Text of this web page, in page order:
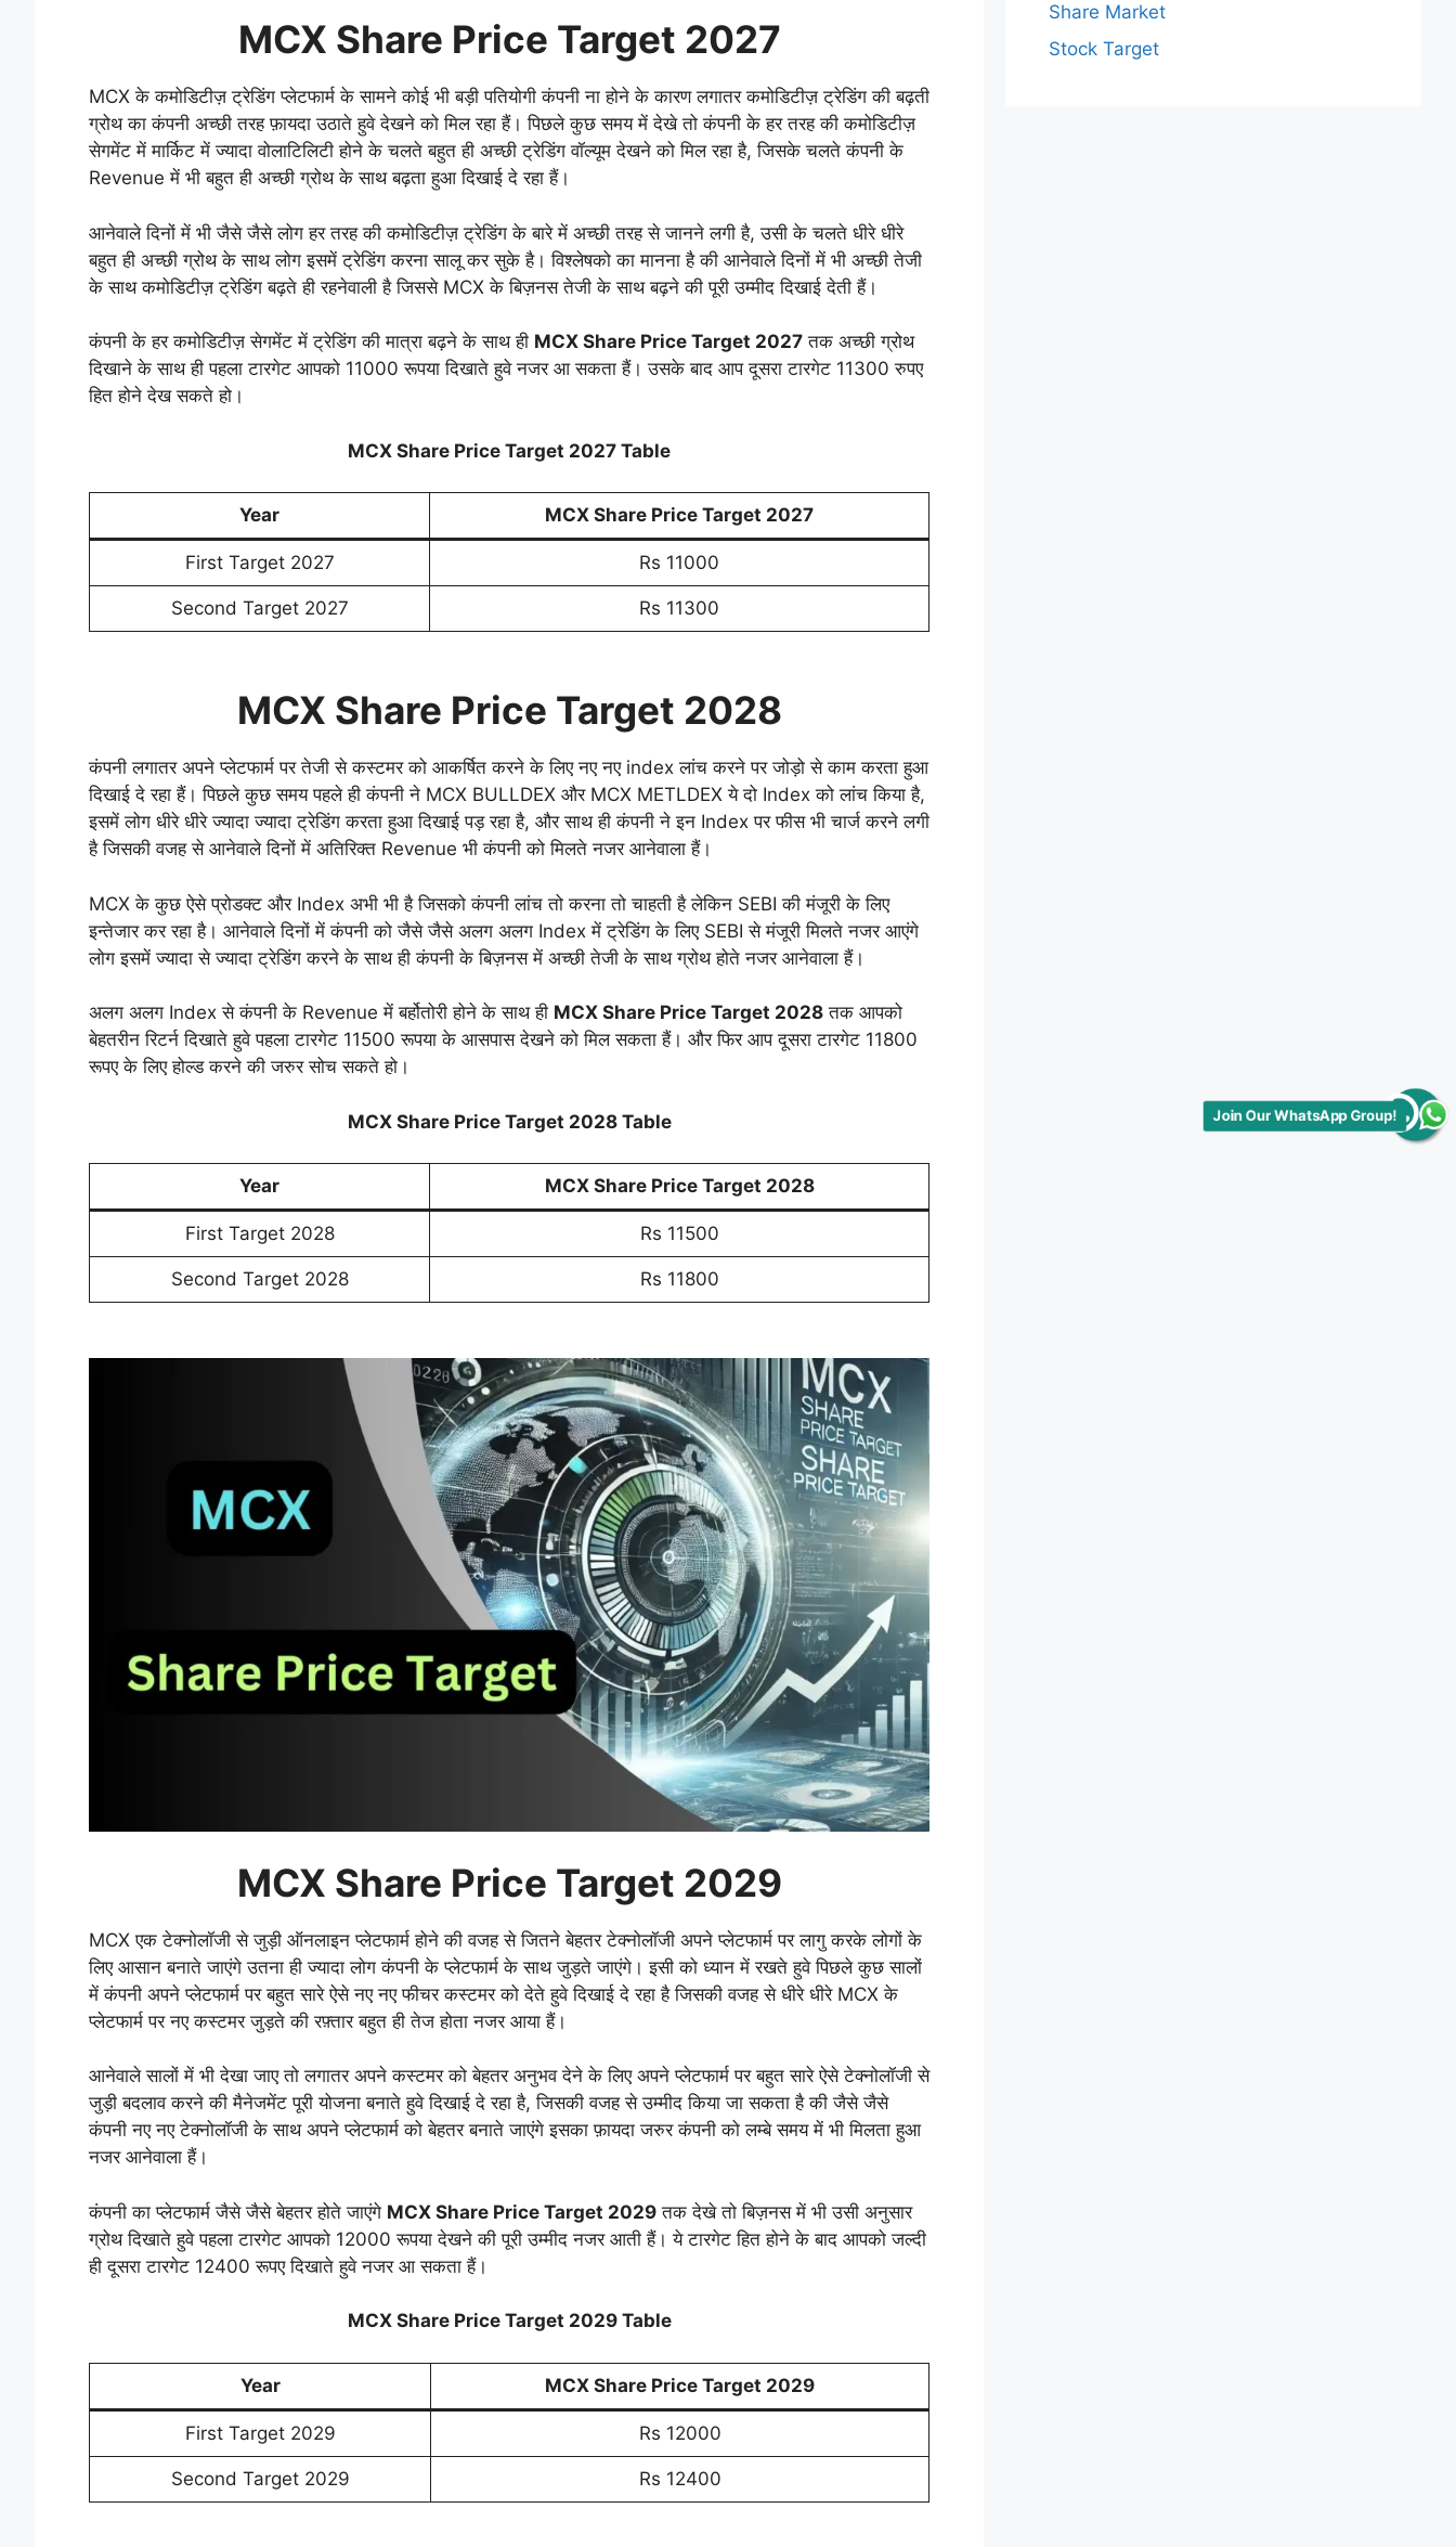
MCX Share Price Target 2027
MCX के कमोडिटीज़ ट्रेडिंग प्लेटफार्म के सामने कोई भी बड़ी पतियोगी कंपनी ना होने के कारण लगातर कमोडिटीज़ ट्रेडिंग की बढ़ती
ग्रोथ का कंपनी अच्छी तरह फ़ायदा उठाते हुवे देखने को मिल रहा हैं। पिछले कुछ समय में देखे तो कंपनी के हर तरह की कमोडिटीज़
सेगमेंट में मार्किट में ज्यादा वोलाटिलिटी होने के चलते बहुत ही अच्छी ट्रेडिंग वॉल्यूम देखने को मिल रहा है, जिसके चलते कंपनी के
Revenue में भी बहुत ही अच्छी ग्रोथ के साथ बढ़ता हुआ दिखाई दे रहा हैं।
आनेवाले दिनों में भी जैसे जैसे लोग हर तरह की कमोडिटीज़ ट्रेडिंग के बारे में अच्छी तरह से जानने लगी है, उसी के चलते धीरे धीरे
बहुत ही अच्छी ग्रोथ के साथ लोग इसमें ट्रेडिंग करना सालू कर सुके है। विश्लेषको का मानना है की आनेवाले दिनों में भी अच्छी तेजी
के साथ कमोडिटीज़ ट्रेडिंग बढ़ते ही रहनेवाली है जिससे MCX के बिज़नस तेजी के साथ बढ़ने की पूरी उम्मीद दिखाई देती हैं।
कंपनी के हर कमोडिटीज़ सेगमेंट में ट्रेडिंग की मात्रा बढ़ने के साथ ही MCX Share Price Target 2027 तक अच्छी ग्रोथ
दिखाने के साथ ही पहला टारगेट आपको 11000 रूपया दिखाते हुवे नजर आ सकता हैं। उसके बाद आप दूसरा टारगेट 11300 रुपए
हित होने देख सकते हो।
MCX Share Price Target 2027 Table
Year MCX Share Price Target 2027
First Target 2027 Rs 11000
Second Target 2027 Rs 11300
MCX Share Price Target 2028
कंपनी लगातर अपने प्लेटफार्म पर तेजी से कस्टमर को आकर्षित करने के लिए नए नए index लांच करने पर जोड़ो से काम करता हुआ
दिखाई दे रहा हैं। पिछले कुछ समय पहले ही कंपनी ने MCX BULLDEX और MCX METLDEX ये दो Index को लांच किया है,
इसमें लोग धीरे धीरे ज्यादा ज्यादा ट्रेडिंग करता हुआ दिखाई पड़ रहा है, और साथ ही कंपनी ने इन Index पर फीस भी चार्ज करने लगी
है जिसकी वजह से आनेवाले दिनों में अतिरिक्त Revenue भी कंपनी को मिलते नजर आनेवाला हैं।
MCX के कुछ ऐसे प्रोडक्ट और Index अभी भी है जिसको कंपनी लांच तो करना तो चाहती है लेकिन SEBI की मंजूरी के लिए
इन्तेजार कर रहा है। आनेवाले दिनों में कंपनी को जैसे जैसे अलग अलग Index में ट्रेडिंग के लिए SEBI से मंजूरी मिलते नजर आएंगे
लोग इसमें ज्यादा से ज्यादा ट्रेडिंग करने के साथ ही कंपनी के बिज़नस में अच्छी तेजी के साथ ग्रोथ होते नजर आनेवाला हैं।
अलग अलग Index से कंपनी के Revenue में बर्होतोरी होने के साथ ही MCX Share Price Target 2028 तक आपको
बेहतरीन रिटर्न दिखाते हुवे पहला टारगेट 11500 रूपया के आसपास देखने को मिल सकता हैं। और फिर आप दूसरा टारगेट 11800
रूपए के लिए होल्ड करने की जरुर सोच सकते हो।
MCX Share Price Target 2028 Table
Year MCX Share Price Target 2028
First Target 2028 Rs 11500
Second Target 2028 Rs 11800
MCX Share Price Target 2029
MCX एक टेक्नोलॉजी से जुड़ी ऑनलाइन प्लेटफार्म होने की वजह से जितने बेहतर टेक्नोलॉजी अपने प्लेटफार्म पर लागु करके लोगों के
लिए आसान बनाते जाएंगे उतना ही ज्यादा लोग कंपनी के प्लेटफार्म के साथ जुड़ते जाएंगे। इसी को ध्यान में रखते हुवे पिछले कुछ सालों
में कंपनी अपने प्लेटफार्म पर बहुत सारे ऐसे नए नए फीचर कस्टमर को देते हुवे दिखाई दे रहा है जिसकी वजह से धीरे धीरे MCX के
प्लेटफार्म पर नए कस्टमर जुड़ते की रफ़्तार बहुत ही तेज होता नजर आया हैं।
आनेवाले सालों में भी देखा जाए तो लगातर अपने कस्टमर को बेहतर अनुभव देने के लिए अपने प्लेटफार्म पर बहुत सारे ऐसे टेक्नोलॉजी से
जुड़ी बदलाव करने की मैनेजमेंट पूरी योजना बनाते हुवे दिखाई दे रहा है, जिसकी वजह से उम्मीद किया जा सकता है की जैसे जैसे
कंपनी नए नए टेक्नोलॉजी के साथ अपने प्लेटफार्म को बेहतर बनाते जाएंगे इसका फ़ायदा जरुर कंपनी को लम्बे समय में भी मिलता हुआ
नजर आनेवाला हैं।
कंपनी का प्लेटफार्म जैसे जैसे बेहतर होते जाएंगे MCX Share Price Target 2029 तक देखे तो बिज़नस में भी उसी अनुसार
ग्रोथ दिखाते हुवे पहला टारगेट आपको 12000 रूपया देखने की पूरी उम्मीद नजर आती हैं। ये टारगेट हित होने के बाद आपको जल्दी
ही दूसरा टारगेट 12400 रूपए दिखाते हुवे नजर आ सकता हैं।
MCX Share Price Target 2029 Table
Year MCX Share Price Target 2029
First Target 2029 Rs 12000
Second Target 2029 Rs 12400
Share Market
Stock Target
Join Our WhatsApp Group!